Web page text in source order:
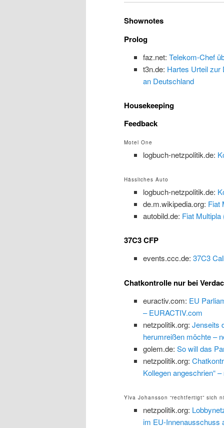
Shownotes
Prolog
faz.net: Telekom-Chef
t3n.de: Hartes Urteil zur
an Deutschland
Housekeeping
Feedback
Motel One
logbuch-netzpolitik.de:
Hässliches Auto
logbuch-netzpolitik.de:
de.m.wikipedia.org: Fiat
autobild.de: Fiat
37C3 CFP
events.ccc.de: 37C3
Chatkontrolle nur bei
euractiv.com: EU
– EURACTIV.com
netzpolitik.org: Jenseits
herumreißen möchte –
golem.de: So will das
netzpolitik.org:
Kollegen angeschrien“
Ylva Johansson “rechtfertigt” sich
netzpolitik.org:
im EU-Innenausschuss